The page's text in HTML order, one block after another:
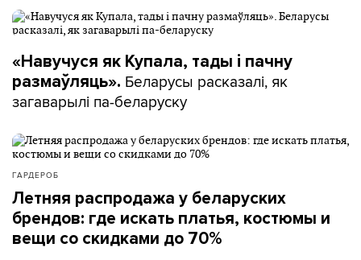
«Навучуся як Купала, тады і пачну
размаўляць». Беларусы расказалі, як
загаварылі па-беларуску
ГАРДЕРОБ
Летняя распродажа у беларуских
брендов: где искать платья, костюмы и
вещи со скидками до 70%